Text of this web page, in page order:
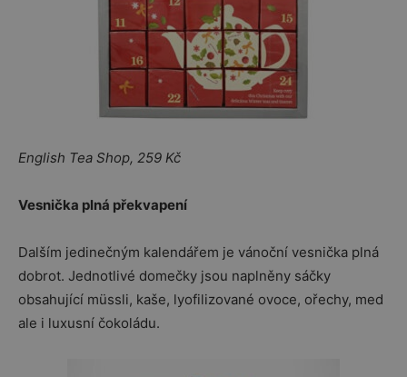
English Tea Shop, 259 Kč
Vesnička plná překvapení
Dalším jedinečným kalendářem je vánoční vesnička plná
dobrot. Jednotlivé domečky jsou naplněny sáčky
obsahující müssli, kaše, lyofilizované ovoce, ořechy, med
ale i luxusní čokoládu.